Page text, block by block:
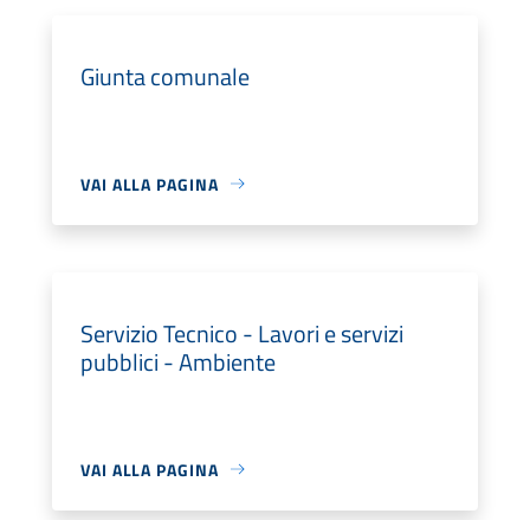
Giunta comunale
VAI ALLA PAGINA
Servizio Tecnico - Lavori e servizi
pubblici - Ambiente
VAI ALLA PAGINA